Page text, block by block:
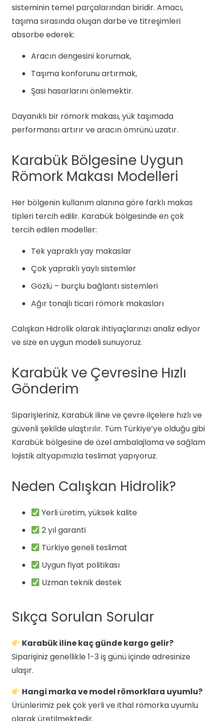
sisteminin temel parçalarından biridir. Amacı,
taşıma sırasında oluşan darbe ve titreşimleri
absorbe ederek:
Aracın dengesini korumak,
Taşıma konforunu artırmak,
Şasi hasarlarını önlemektir.
Dayanıklı bir römork makası, yük taşımada
performansı artırır ve aracın ömrünü uzatır.
Karabük Bölgesine Uygun
Römork Makası Modelleri
Her bölgenin kullanım alanına göre farklı makas
tipleri tercih edilir. Karabük bölgesinde en çok
tercih edilen modeller:
Tek yapraklı yay makaslar
Çok yapraklı yaylı sistemler
Gözlü – burçlu bağlantı sistemleri
Ağır tonajlı ticari römork makasları
Calışkan Hidrolik olarak ihtiyaçlarınızı analiz ediyor
ve size en uygun modeli sunuyoruz.
Karabük ve Çevresine Hızlı
Gönderim
Siparişleriniz, Karabük iline ve çevre ilçelere hızlı ve
güvenli şekilde ulaştırılır. Tüm Türkiye’ye olduğu gibi
Karabük bölgesine de özel ambalajlama ve sağlam
lojistik altyapımızla teslimat yapıyoruz.
Neden Calışkan Hidrolik?
Yerli üretim, yüksek kalite
2 yıl garanti
Türkiye geneli teslimat
Uygun fiyat politikası
Uzman teknik destek
Sıkça Sorulan Sorular
Karabük iline kaç günde kargo gelir?
Siparişiniz genellikle 1-3 iş günü içinde adresinize
ulaşır.
Hangi marka ve model römorklara uyumlu?
Ürünlerimiz pek çok yerli ve ithal römorka uyumlu